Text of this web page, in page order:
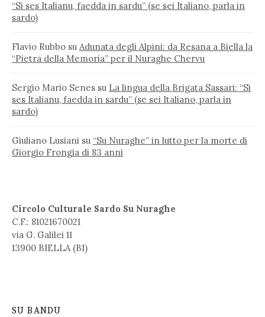
“Si ses Italianu, faedda in sardu” (se sei Italiano, parla in
sardo)
Flavio Rubbo su Adunata degli Alpini: da Resana a Biella la
“Pietra della Memoria” per il Nuraghe Chervu
Sergio Mario Senes su La lingua della Brigata Sassari: “Si
ses Italianu, faedda in sardu” (se sei Italiano, parla in
sardo)
Giuliano Lusiani su “Su Nuraghe” in lutto per la morte di
Giorgio Frongia di 83 anni
Circolo Culturale Sardo Su Nuraghe
C.F.: 81021670021
via G. Galilei 11
13900 BIELLA (BI)
SU BANDU